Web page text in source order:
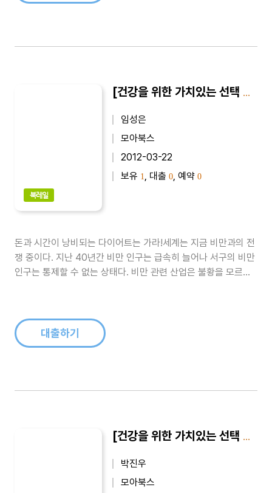
북레일
[건강을 위한 가치있는 선택 8] 다이어트, 내 몸을 살린다
임성은
모아북스
2012-03-22
보유 1 , 대출 0 , 예약 0
돈과 시간이 낭비되는 다이어트는 가라!세계는 지금 비만과의 전
쟁 중이다. 지난 40년간 비만 인구는 급속히 늘어나 서구의 비만
인구는 통제할 수 없는 상태다. 비만 관련 산업은 불황을 모르고,
안심할만한 수..
대출하기
[건강을 위한 가치있는 선택 9] 통증클리닉, 내 몸을 살린다
박진우
모아북스